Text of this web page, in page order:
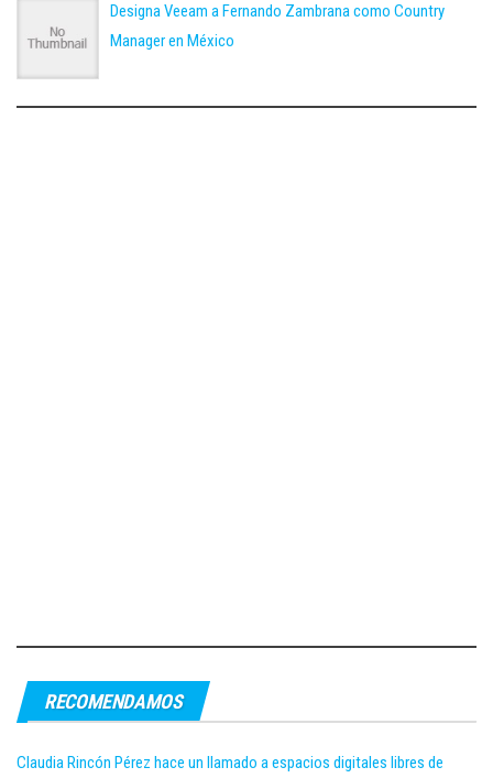
Designa Veeam a Fernando Zambrana como Country
Manager en México
RECOMENDAMOS
Claudia Rincón Pérez hace un llamado a espacios digitales libres de